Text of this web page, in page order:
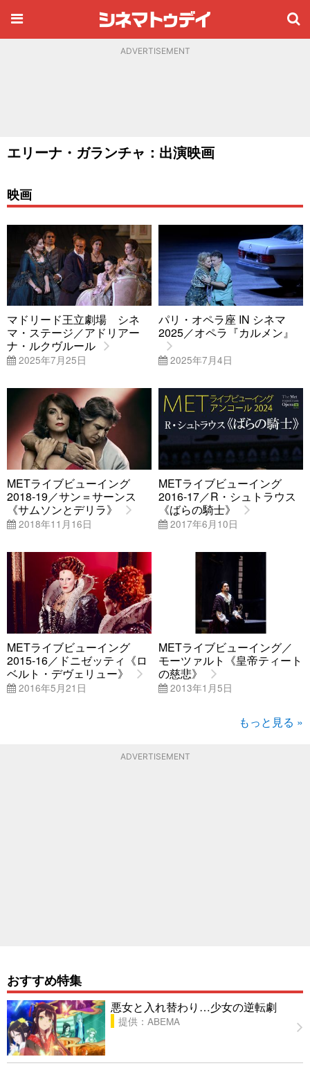
ADVERTISEMENT
エリーナ・ガランチャ：出演映画
映画
マドリード王立劇場 シネ
マ・ステージ／アドリアー
ナ・ルクヴルール
2025年7月25日
パリ・オペラ座 IN シネマ
2025／オペラ『カルメン』
2025年7月4日
METライブビューイング
2018-19／サン＝サーンス
《サムソンとデリラ》
2018年11月16日
METライブビューイング
2016-17／R・シュトラウス
《ばらの騎士》
2017年6月10日
METライブビューイング
2015-16／ドニゼッティ《ロ
ベルト・デヴェリュー》
2016年5月21日
METライブビューイング／
モーツァルト《皇帝ティート
の慈悲》
2013年1月5日
もっと見る »
ADVERTISEMENT
おすすめ特集
悪女と入れ替わり…少女の逆転劇
提供：ABEMA